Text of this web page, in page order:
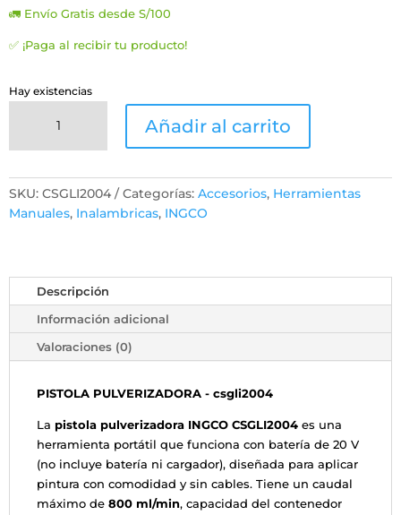
era:
S/200.00.
🚛 Envío Gratis desde S/100
✅ ¡Paga al recibir tu producto!
Hay existencias
Pulverizadora
Inalámbrica
Batería
Sin
Añadir al carrito
SKU: CSGLI2004 Categorías: Accesorios, Herramientas
Manuales, Inalambricas, INGCO
Descripción
Información adicional
Valoraciones (0)
PISTOLA PULVERIZADORA - csgli2004
La pistola pulverizadora INGCO CSGLI2004 es una
herramienta portátil que funciona con batería de 20 V
(no incluye batería ni cargador), diseñada para aplicar
pintura con comodidad y sin cables. Tiene un caudal
máximo de 800 ml/min, capacidad del contenedor